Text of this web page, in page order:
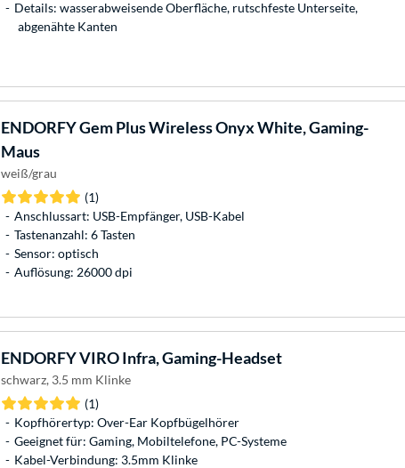
Details: wasserabweisende Oberfläche, rutschfeste Unterseite,
abgenähte Kanten
ENDORFYGem Plus Wireless Onyx White, Gaming-
Maus
weiß/grau
(1)
Anschlussart: USB-Empfänger, USB-Kabel
Tastenanzahl: 6 Tasten
Sensor: optisch
Auflösung: 26000 dpi
ENDORFYVIRO Infra, Gaming-Headset
schwarz, 3.5 mm Klinke
(1)
Kopfhörertyp: Over-Ear Kopfbügelhörer
Geeignet für: Gaming, Mobiltelefone, PC-Systeme
Kabel-Verbindung: 3.5mm Klinke